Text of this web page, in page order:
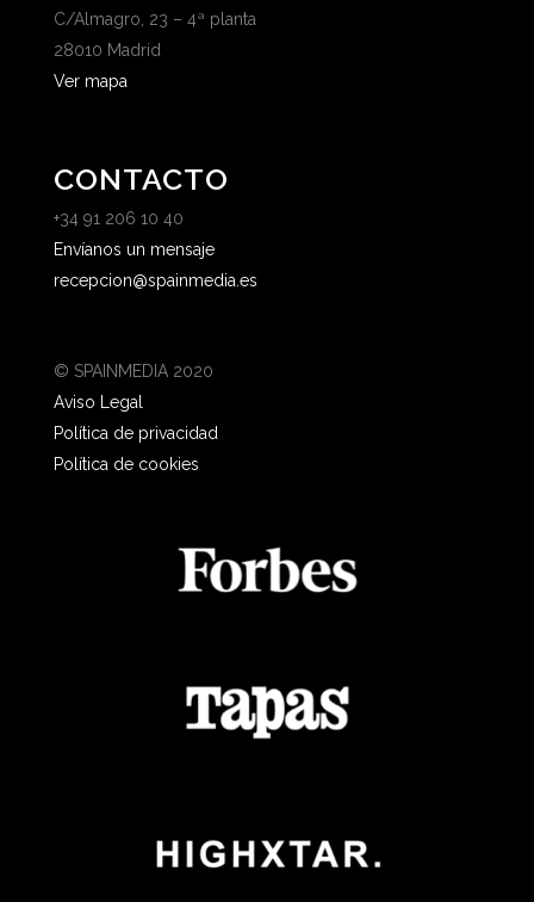
C/Almagro, 23 – 4ª planta
28010 Madrid
Ver mapa
CONTACTO
+34 91 206 10 40
Envíanos un mensaje
recepcion@spainmedia.es
© SPAINMEDIA 2020
Aviso Legal
Política de privacidad
Política de cookies